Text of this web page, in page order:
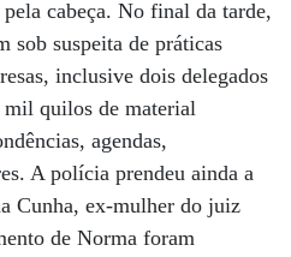
cabeça. No final da tarde,
sob suspeita de práticas
inclusive dois delegados
mil quilos de material
agendas,
A polícia prendeu ainda a
Cunha, ex-mulher do juiz
de Norma foram